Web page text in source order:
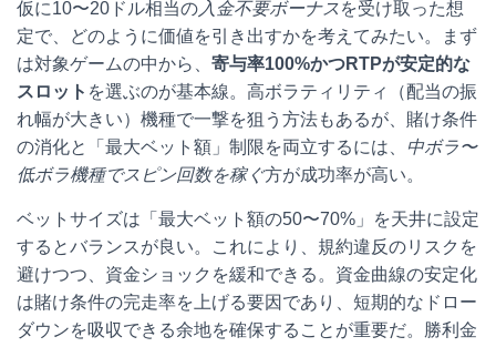
仮に10〜20ドル相当の 入金不要ボーナスを受け取った想
定で、どのように価値を引き出すかを考えてみたい。まず
は対象ゲームの中から、 寄与率100%かつRTPが安定的な
スロット を選ぶのが基本線。高ボラティリティ（配当の振
れ幅が大きい）機種で一撃を狙う方法もあるが、賭け条件
の消化と「最大ベット額」制限を両立するには、
中ボラ〜
低ボラ機種でスピン回数を稼ぐ方が成功率が高い。
ベットサイズは「最大ベット額の50〜70%」を天井に設定
するとバランスが良い。これにより、規約違反のリスクを
避けつつ、資金ショックを緩和できる。資金曲線の安定化
は賭け条件の完走率を上げる要因であり、短期的なドロー
ダウンを吸収できる余地を確保することが重要だ。勝利金